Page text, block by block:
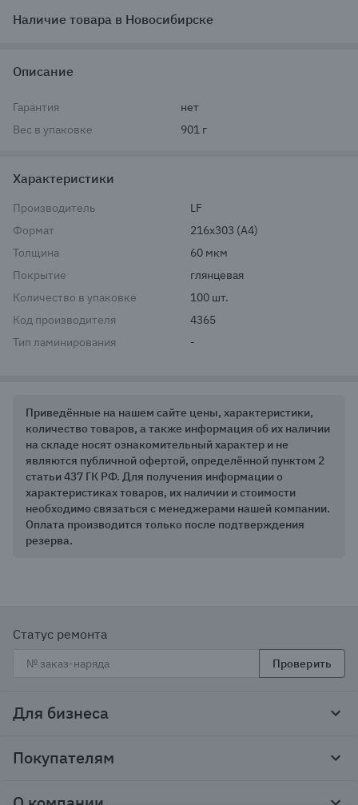
Наличие товара в Новосибирске
Описание
Гарантия
нет
Вес в упаковке
901 г
Характеристики
Производитель
LF
Формат
216x303 (A4)
Толщина
60 мкм
Покрытие
глянцевая
Количество в упаковке
100 шт.
Код производителя
4365
Тип ламинирования
-
Приведённые на нашем сайте цены, характеристики,
количество товаров, а также информация об их наличии
на складе носят ознакомительный характер и не
являются публичной офертой, определённой пунктом 2
статьи 437 ГК РФ. Для получения информации о
характеристиках товаров, их наличии и стоимости
необходимо связаться с менеджерами нашей компании.
Оплата производится только после подтверждения
резерва.
Статус ремонта
Проверить
Для бизнеса
Тендеры и гос закупки
Покупателям